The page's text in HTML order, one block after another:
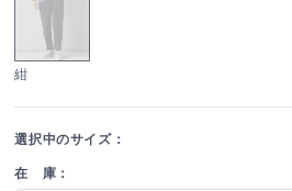
紺
選択中のサイズ：
在 庫：